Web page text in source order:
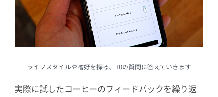
ライフスタイルや嗜好を探る、10の質問に答えていきます
実際に試したコーヒーのフィードバックを繰り返